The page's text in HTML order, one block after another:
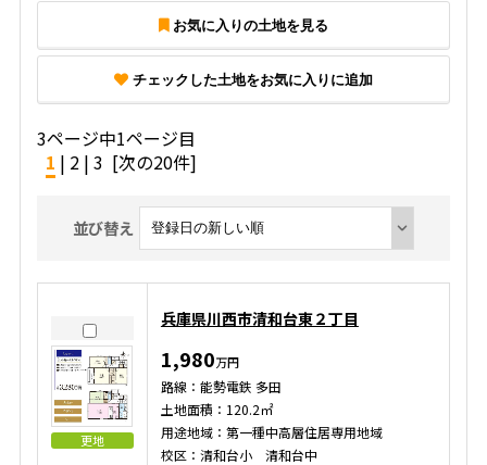
お気に入りの土地を見る
チェックした土地をお気に入りに追加
3ページ中1ページ目
1 | 2| 3 [次の20件]
並び替え
更地
兵庫県川西市清和台東２丁目
1,980万円
路線：能勢電鉄 多田
土地面積：120.2㎡
用途地域：第一種中高層住居専用地域
校区：清和台小 清和台中